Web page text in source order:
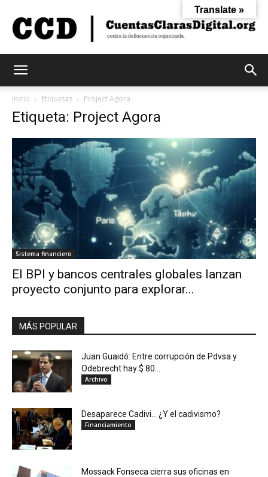
Digital
Inicio Etiquetas Project Agora
Etiqueta: Project Agora
Sistema financiero
El BPI y bancos centrales globales lanzan
proyecto conjunto para explorar...
MÁS POPULAR
Juan Guaidó: Entre corrupción de Pdvsa y
Odebrecht hay $ 80...
Archivo
Desaparece Cadivi… ¿Y el cadivismo?
Financiamiento
Mossack Fonseca cierra sus oficinas en
Translate »